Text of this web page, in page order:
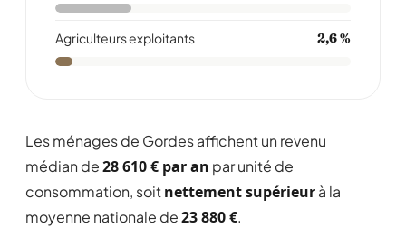
Agriculteurs exploitants 2,6 %
Les ménages de Gordes affichent un revenu
médian de28 610 € par an par unité de
consommation, soitnettement supérieurà la
moyenne nationale de23 880 €.